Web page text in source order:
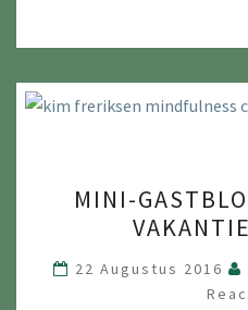
MINI-
22 Augustus 2016